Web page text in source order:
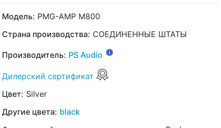
Модель: PMG-AMP M800
Страна производства: СОЕДИНЕННЫЕ ШТАТЫ
Производитель: PS Audio
Дилерский сертификат
Цвет: Silver
Другие цвета: black